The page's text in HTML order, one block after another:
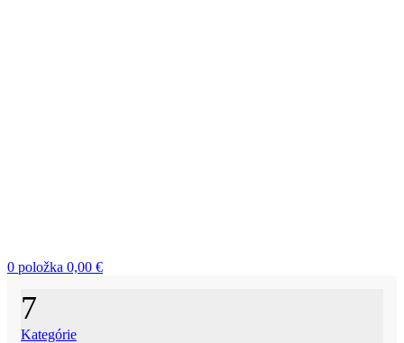
0 položka 0,00 €
7
Kategórie